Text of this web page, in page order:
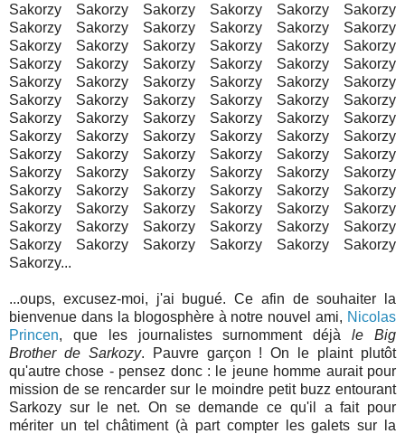
Sakorzy Sakorzy Sakorzy Sakorzy Sakorzy Sakorzy
Sakorzy Sakorzy Sakorzy Sakorzy Sakorzy Sakorzy
Sakorzy Sakorzy Sakorzy Sakorzy Sakorzy Sakorzy
Sakorzy Sakorzy Sakorzy Sakorzy Sakorzy Sakorzy
Sakorzy Sakorzy Sakorzy Sakorzy Sakorzy Sakorzy
Sakorzy Sakorzy Sakorzy Sakorzy Sakorzy Sakorzy
Sakorzy Sakorzy Sakorzy Sakorzy Sakorzy Sakorzy
Sakorzy Sakorzy Sakorzy Sakorzy Sakorzy Sakorzy
Sakorzy Sakorzy Sakorzy Sakorzy Sakorzy Sakorzy
Sakorzy Sakorzy Sakorzy Sakorzy Sakorzy Sakorzy
Sakorzy Sakorzy Sakorzy Sakorzy Sakorzy Sakorzy
Sakorzy Sakorzy Sakorzy Sakorzy Sakorzy Sakorzy
Sakorzy Sakorzy Sakorzy Sakorzy Sakorzy Sakorzy
Sakorzy Sakorzy Sakorzy Sakorzy Sakorzy Sakorzy
Sakorzy...
...oups, excusez-moi, j'ai bugué. Ce afin de souhaiter la
bienvenue dans la blogosphère à notre nouvel ami, Nicolas
Princen, que les journalistes surnomment déjàle Big
Brother de Sarkozy. Pauvre garçon ! On le plaint plutôt
qu'autre chose - pensez donc : le jeune homme aurait pour
mission de se rencarder sur le moindre petit buzz entourant
Sarkozy sur le net. On se demande ce qu'il a fait pour
mériter un tel châtiment (à part compter les galets sur la